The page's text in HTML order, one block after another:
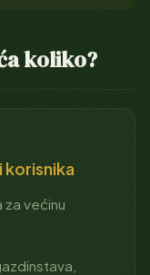
koliko?
korisnika
većinu